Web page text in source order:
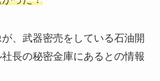
、武器密売をしている石油開
長の秘密金庫にあるとの情報